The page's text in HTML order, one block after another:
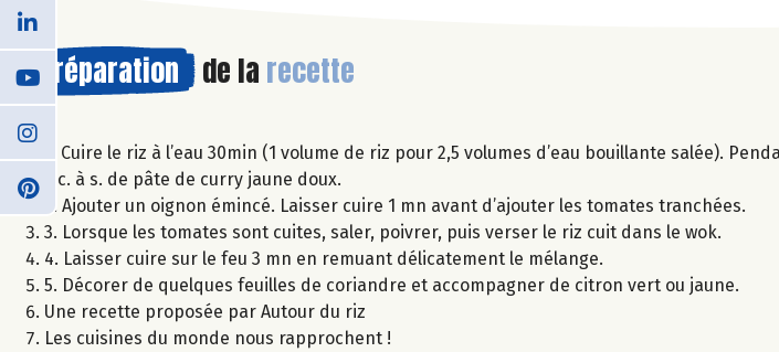
Préparation de la recette
1. Cuire le riz à l’eau 30min (1 volume de riz pour 2,5 volumes d’eau bouillante salée).
3 c. à s. de pâte de curry jaune doux.
2. Ajouter un oignon émincé. Laisser cuire 1 mn avant d’ajouter les tomates tranchées.
3. Lorsque les tomates sont cuites, saler, poivrer, puis verser le riz cuit dans le wok.
4. Laisser cuire sur le feu 3 mn en remuant délicatement le mélange.
5. Décorer de quelques feuilles de coriandre et accompagner de citron vert ou jaune.
Une recette proposée par Autour du riz
Les cuisines du monde nous rapprochent !